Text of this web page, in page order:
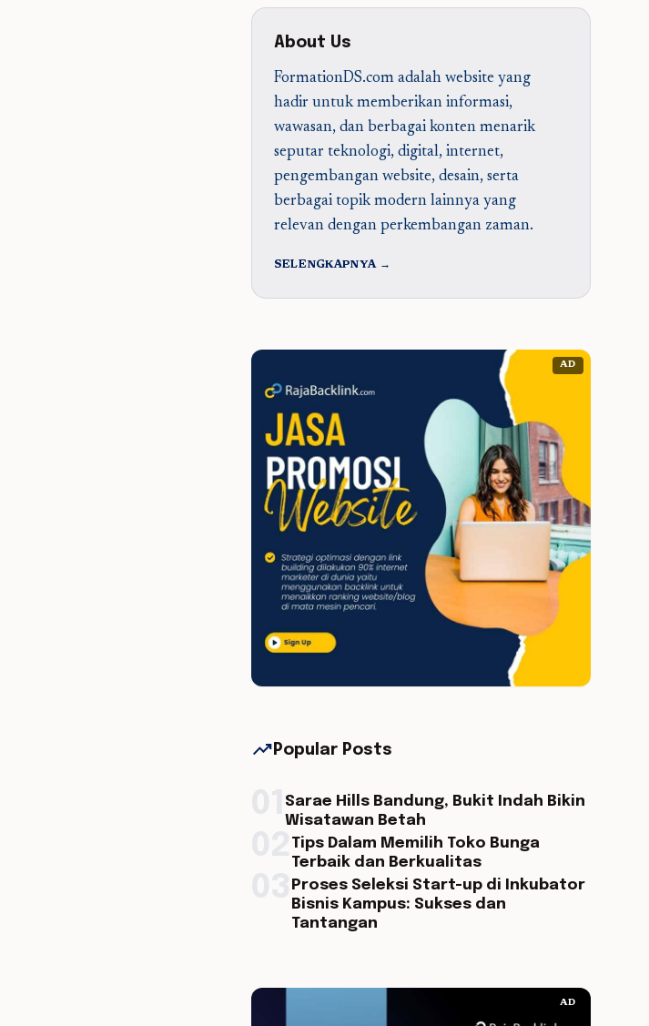
About Us
FormationDS.com adalah website yang
hadir untuk memberikan informasi,
wawasan, dan berbagai konten menarik
seputar teknologi, digital, internet,
pengembangan website, desain, serta
berbagai topik modern lainnya yang
relevan dengan perkembangan zaman.
SELENGKAPNYA →
AD
trending_up Popular Posts
Sarae Hills Bandung, Bukit Indah Bikin
Wisatawan Betah
Tips Dalam Memilih Toko Bunga
Terbaik dan Berkualitas
Proses Seleksi Start-up di Inkubator
Bisnis Kampus: Sukses dan
Tantangan
AD